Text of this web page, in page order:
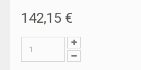
142,15 €